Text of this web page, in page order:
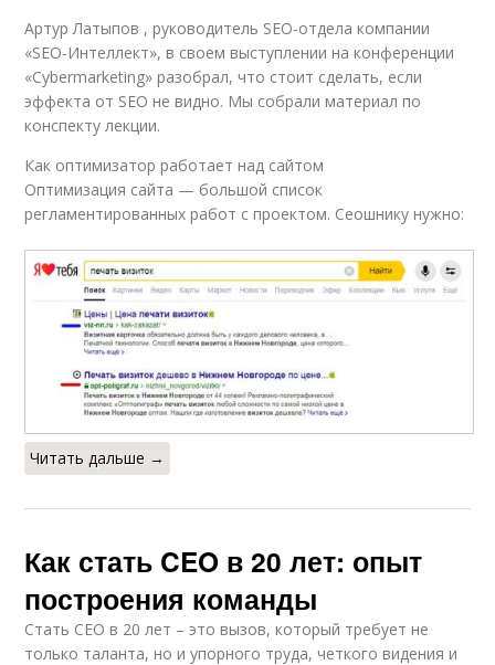
Артур Латыпов , руководитель SEO-отдела компании
«SEO-Интеллект», в своем выступлении на конференции
«Cybermarketing» разобрал, что стоит сделать, если
эффекта от SEO не видно. Мы собрали материал по
конспекту лекции.
Как оптимизатор работает над сайтом
Оптимизация сайта — большой список
регламентированных работ с проектом. Сеошнику нужно:
Читать дальше →
Как стать CEO в 20 лет: опыт
построения команды
Стать CEO в 20 лет – это вызов, который требует не
только таланта, но и упорного труда, четкого видения и